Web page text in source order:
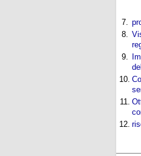
7.
8.
9.
10.
11.
12.